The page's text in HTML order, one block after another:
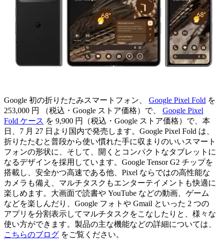
Google 初の折りたたみスマートフォン、 Google Pixel Fold を
253,000 円 （税込・Google ストア価格）で、 Google Pixel
Fold ケース を 9,900 円（税込・Google ストア価格）で、本
日、7 月 27 日より国内で発売します。Google Pixel Fold は、
折りたたむと普段から使い慣れた手に収まりのいいスマート
フォンの形状に、そして、開くとコンパクトなタブレットに
なるデザインを採用しています。Google Tensor G2 チップを
搭載し、安全かつ高速である他、Pixel ならではの高性能な
カメラも備え、マルチタスクもエンターテイメントも快適に
楽しめます。大画面で読書や YouTube などの動画、ゲーム
などを楽しんだり、Google フォトや Gmail といった 2 つの
アプリを分割表示してマルチタスクをこなしたりと、様々な
使い方ができます。製品の主な機能などの詳細については、
こちらのブログ をご覧ください。